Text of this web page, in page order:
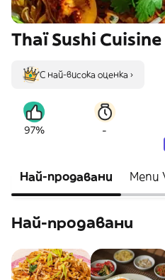
Thaï Sushi Cuisine
С най-висока оценка ›
97% -
Най-продавани Menu
Най-продавани